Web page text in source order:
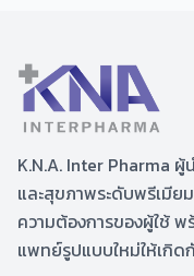
K.N.A. Inter Pharma
และสุขภาพระดับพรีเมีย
ความต้องการของผู้ใช้ พ
แพทย์รูปแบบใหม่ให้เกิด